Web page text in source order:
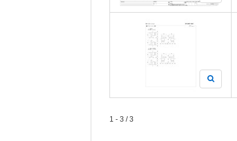
1 - 3 / 3